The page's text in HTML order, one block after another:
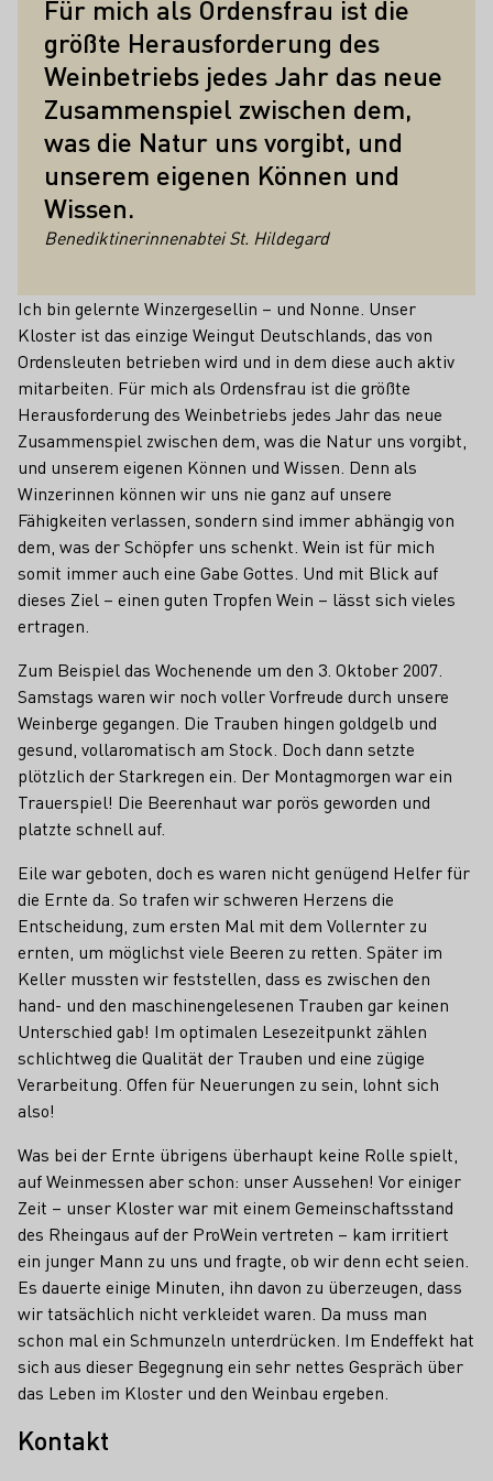
Für mich als Ordensfrau ist die
größte Herausforderung des
Weinbetriebs jedes Jahr das neue
Zusammenspiel zwischen dem,
was die Natur uns vorgibt, und
unserem eigenen Können und
Wissen.
Benediktinerinnenabtei St. Hildegard
Ich bin gelernte Winzergesellin – und Nonne. Unser
Kloster ist das einzige Weingut Deutschlands, das von
Ordensleuten betrieben wird und in dem diese auch aktiv
mitarbeiten. Für mich als Ordensfrau ist die größte
Herausforderung des Weinbetriebs jedes Jahr das neue
Zusammenspiel zwischen dem, was die Natur uns vorgibt,
und unserem eigenen Können und Wissen. Denn als
Winzerinnen können wir uns nie ganz auf unsere
Fähigkeiten verlassen, sondern sind immer abhängig von
dem, was der Schöpfer uns schenkt. Wein ist für mich
somit immer auch eine Gabe Gottes. Und mit Blick auf
dieses Ziel – einen guten Tropfen Wein – lässt sich vieles
ertragen.
Zum Beispiel das Wochenende um den 3. Oktober 2007.
Samstags waren wir noch voller Vorfreude durch unsere
Weinberge gegangen. Die Trauben hingen goldgelb und
gesund, vollaromatisch am Stock. Doch dann setzte
plötzlich der Starkregen ein. Der Montagmorgen war ein
Trauerspiel! Die Beerenhaut war porös geworden und
platzte schnell auf.
Eile war geboten, doch es waren nicht genügend Helfer für
die Ernte da. So trafen wir schweren Herzens die
Entscheidung, zum ersten Mal mit dem Vollernter zu
ernten, um möglichst viele Beeren zu retten. Später im
Keller mussten wir feststellen, dass es zwischen den
hand- und den maschinengelesenen Trauben gar keinen
Unterschied gab! Im optimalen Lesezeitpunkt zählen
schlichtweg die Qualität der Trauben und eine zügige
Verarbeitung. Offen für Neuerungen zu sein, lohnt sich
also!
Was bei der Ernte übrigens überhaupt keine Rolle spielt,
auf Weinmessen aber schon: unser Aussehen! Vor einiger
Zeit – unser Kloster war mit einem Gemeinschaftsstand
des Rheingaus auf der ProWein vertreten – kam irritiert
ein junger Mann zu uns und fragte, ob wir denn echt seien.
Es dauerte einige Minuten, ihn davon zu überzeugen, dass
wir tatsächlich nicht verkleidet waren. Da muss man
schon mal ein Schmunzeln unterdrücken. Im Endeffekt hat
sich aus dieser Begegnung ein sehr nettes Gespräch über
das Leben im Kloster und den Weinbau ergeben.
Kontakt